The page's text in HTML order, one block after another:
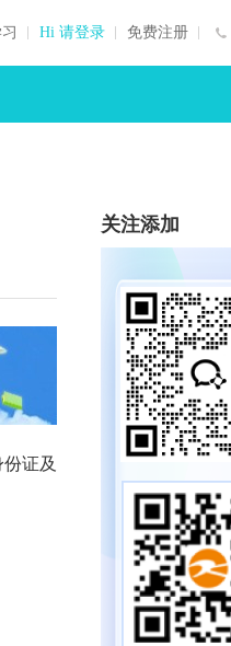
Hi 请登录 免费注册
证及
关注添加